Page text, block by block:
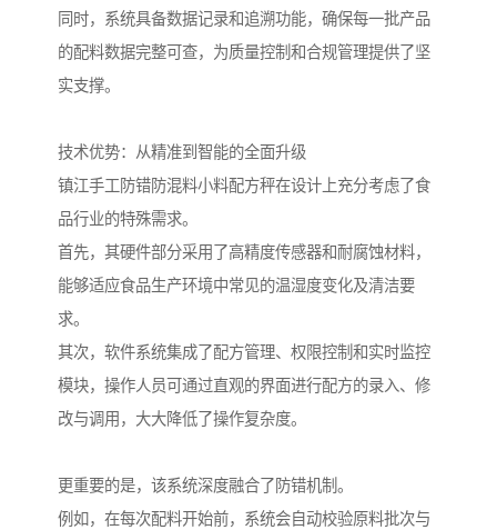
同时，系统具备数据记录和追溯功能，确保每一批产品
的配料数据完整可查，为质量控制和合规管理提供了坚
实支撑。
技术优势：从精准到智能的全面升级
镇江手工防错防混料小料配方秤在设计上充分考虑了食
品行业的特殊需求。
首先，其硬件部分采用了高精度传感器和耐腐蚀材料，
能够适应食品生产环境中常见的温湿度变化及清洁要
求。
其次，软件系统集成了配方管理、权限控制和实时监控
模块，操作人员可通过直观的界面进行配方的录入、修
改与调用，大大降低了操作复杂度。
更重要的是，该系统深度融合了防错机制。
例如，在每次配料开始前，系统会自动校验原料批次与